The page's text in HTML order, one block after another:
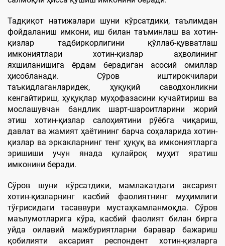
Тадқиқот натижалари шуни кўрсатдики, таълимдан
фойдаланиш имкони, иш билан таъминлаш ва хотин-
қизлар тадбиркорлигини қўллаб-қувватлаш
имкониятлари хотин-қизлар аҳволининг
яхшиланишига ёрдам берадиган асосий омиллар
ҳисобланади. Сўров иштирокчилари
таъкидлаганларидек, ҳуқуқий саводхонликни
кенгайтириш, ҳуқуқлар муҳофазасини кучайтириш ва
мослашувчан бандлик шарт-шароитларини жорий
этиш хотин-қизлар салоҳиятини рўёбга чиқариш,
давлат ва жамият ҳаётининг барча соҳаларида хотин-
қизлар ва эркакларнинг тенг ҳуқуқ ва имкониятларга
эришиши учун янада қулайроқ муҳит яратиш
имконини беради.
Сўров шуни кўрсатдики, мамлакатдаги аксарият
хотин-қизларнинг касбий фаолиятнинг муҳимлиги
тўғрисидаги тасаввури мустаҳкамланмоқда. Сўров
маълумотларига кўра, касбий фаолият билан бирга
уйда оилавий мажбуриятларни баравар бажариш
қобилияти аксарият респондент хотин-қизларга